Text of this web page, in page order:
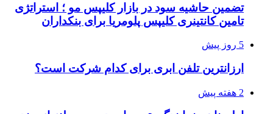
تضمین حاشیه سود در بازار کلیپس مو ؛ استراتژی
تامین کانتینری کلیپس پلومریا برای بنکداران
5 روز پیش
ارزانترین تلفن ابری برای کدام شرکت است؟
2 هفته پیش